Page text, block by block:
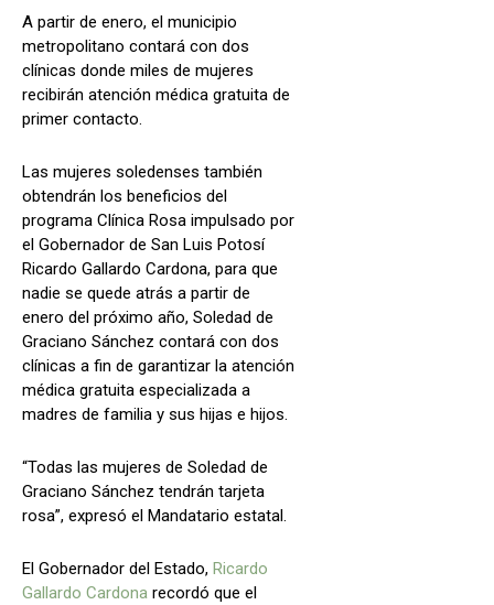
A partir de enero, el municipio
metropolitano contará con dos
clínicas donde miles de mujeres
recibirán atención médica gratuita de
primer contacto.
Las mujeres soledenses también
obtendrán los beneficios del
programa Clínica Rosa impulsado por
el Gobernador de San Luis Potosí
Ricardo Gallardo Cardona, para que
nadie se quede atrás a partir de
enero del próximo año, Soledad de
Graciano Sánchez contará con dos
clínicas a fin de garantizar la atención
médica gratuita especializada a
madres de familia y sus hijas e hijos.
“Todas las mujeres de Soledad de
Graciano Sánchez tendrán tarjeta
rosa”, expresó el Mandatario estatal.
El Gobernador del Estado, Ricardo
Gallardo Cardona recordó que el